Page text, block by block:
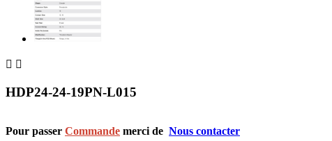
 
HDP24-24-19PN-L015
Pour passer Commande merci de Nous contacter